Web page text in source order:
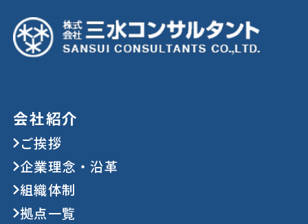
会社紹介
ご挨拶
企業理念・沿革
組織体制
拠点一覧